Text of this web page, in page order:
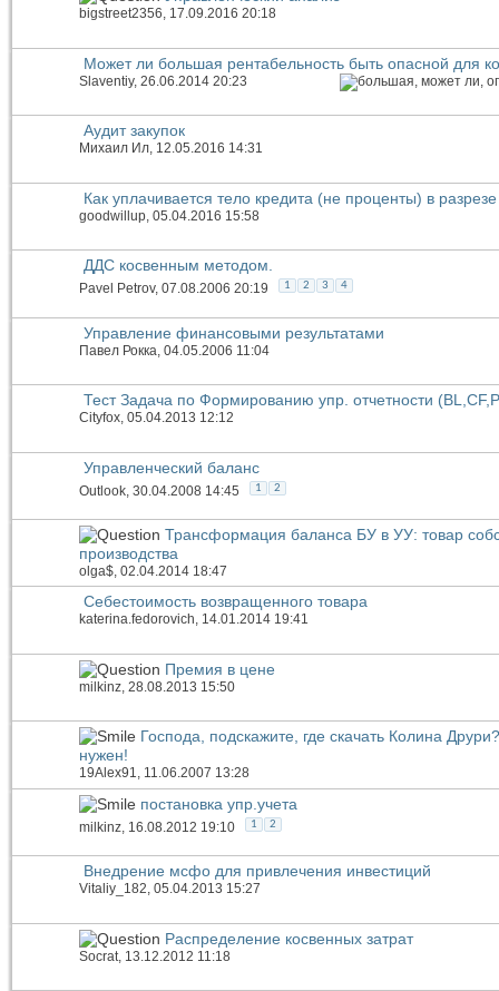
bigstreet2356, 17.09.2016 20:18
Может ли большая рентабельность быть опасной для
Slaventiy, 26.06.2014 20:23
Аудит закупок
Михаил Ил, 12.05.2016 14:31
Как уплачивается тело кредита (не проценты) в
goodwillup , 05.04.2016 15:58
ДДС косвенным методом.
Pavel Petrov, 07.08.2006 20:19 1 2 3 4
Управление финансовыми результатами
Павел Рокка , 04.05.2006 11:04
Тест Задача по Формированию упр. отчетности
Cityfox, 05.04.2013 12:12
Управленческий баланс
Outlook , 30.04.2008 14:45 1 2
Трансформация баланса БУ в УУ: товар
производства
olga$, 02.04.2014 18:47
Себестоимость возвращенного товара
katerina.fedorovich, 14.01.2014 19:41
Премия в цене
milkinz, 28.08.2013 15:50
Господа, подскажите, где скачать Колина
нужен!
19Alex91, 11.06.2007 13:28
постановка упр.учета
milkinz, 16.08.2012 19:10 1 2
Внедрение мсфо для привлечения инвестиций
Vitaliy_182, 05.04.2013 15:27
Распределение косвенных затрат
Socrat, 13.12.2012 11:18